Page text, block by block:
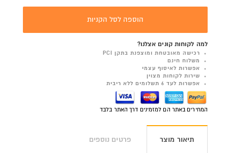
הוספה לסל הקניות
למה לקוחות קונים אצלנו?
רכישה מאובטחת ומוצפנת בתקן PCI
משלוח חינם
אפשרות לאיסוף עצמי
שירות לקוחות מצוין
אפשרות לעד 6 תשלומים ללא ריבית
המחירים באתר הם למזמינים דרך האתר בלבד
תיאור מוצר פרטים נוספים